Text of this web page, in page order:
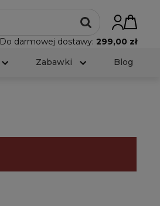
Do darmowej dostawy: 299,00 zł
Zabawki Blog